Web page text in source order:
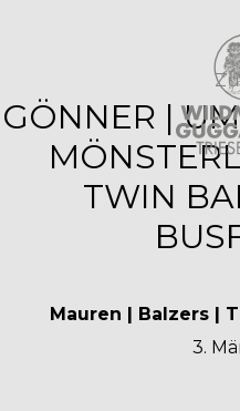
GÖNNER |
TWIN
Mauren | Balzers |
3.